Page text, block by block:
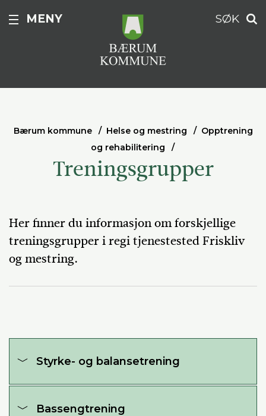
MENY SØK
Bærum kommune Helse og mestring
Opptrening
og rehabilitering
Treningsgrupper
Her finner du informasjon om forskjellige
treningsgrupper i regi tjenestested Friskliv
og mestring.
Styrke- og balansetrening
Bassengtrening